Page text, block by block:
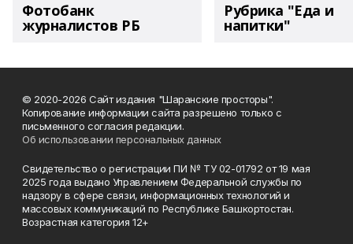
Фотобанк
журналистов РБ
Рубрика "Еда и
напитки"
© 2020-2026 Сайт издания "Шаранские просторы".
Копирование информации сайта разрешено только с
письменного согласия редакции.
Об использовании персональных данных
Свидетельство о регистрации ПИ № ТУ 02-01792 от 19 мая
2025 года выдано Управлением Федеральной службы по
надзору в сфере связи, информационных технологий и
массовых коммуникаций по Республике Башкортостан.
Возрастная категория 12+